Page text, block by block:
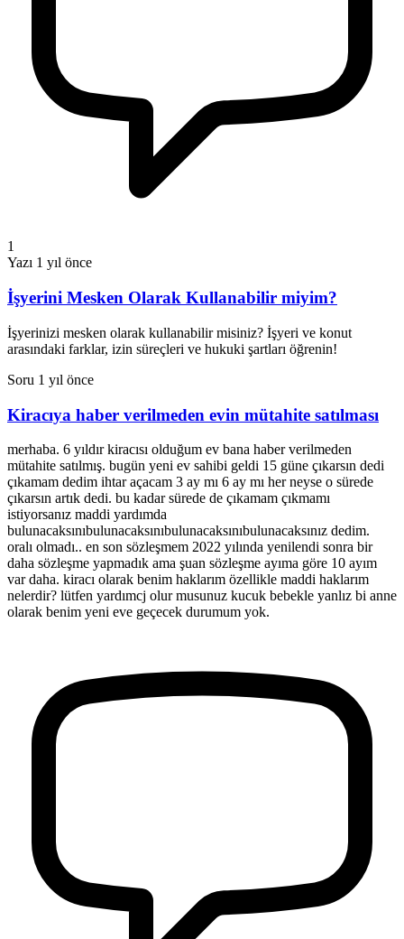
1
Yazı 1 yıl önce
İşyerini Mesken Olarak Kullanabilir miyim?
İşyerinizi mesken olarak kullanabilir misiniz? İşyeri ve konut
arasındaki farklar, izin süreçleri ve hukuki şartları öğrenin!
Soru 1 yıl önce
Kiracıya haber verilmeden evin mütahite satılması
merhaba. 6 yıldır kiracısı olduğum ev bana haber verilmeden
mütahite satılmış. bugün yeni ev sahibi geldi 15 güne çıkarsın dedi
çıkamam dedim ihtar açacam 3 ay mı 6 ay mı her neyse o sürede
çıkarsın artık dedi. bu kadar sürede de çıkamam çıkmamı
istiyorsanız maddi yardımda
bulunacaksınıbulunacaksınıbulunacaksınıbulunacaksınız dedim.
oralı olmadı.. en son sözleşmem 2022 yılında yenilendi sonra bir
daha sözleşme yapmadık ama şuan sözleşme ayıma göre 10 ayım
var daha. kiracı olarak benim haklarım özellikle maddi haklarım
nelerdir? lütfen yardımcj olur musunuz kucuk bebekle yanlız bi anne
olarak benim yeni eve geçecek durumum yok.